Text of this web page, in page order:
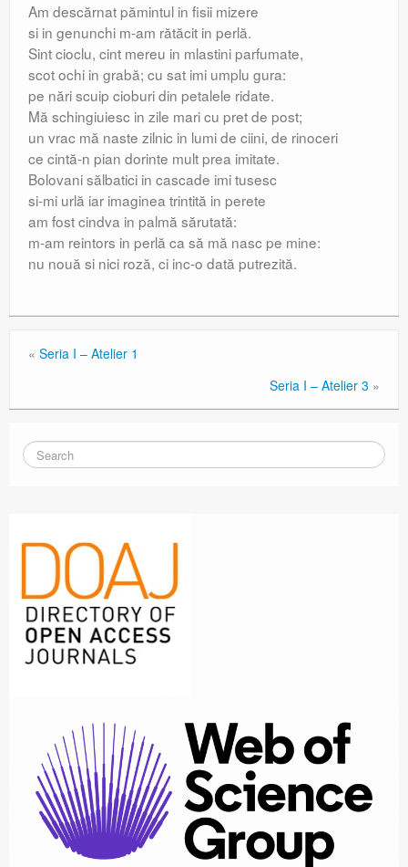
Am descărnat pămintul in fisii mizere
si in genunchi m-am rătăcit in perlă.
Sint cioclu, cint mereu in mlastini parfumate,
scot ochi in grabă; cu sat imi umplu gura:
pe nări scuip cioburi din petalele ridate.
Mă schingiuiesc in zile mari cu pret de post;
un vrac mă naste zilnic in lumi de ciini, de rinoceri
ce cintă-n pian dorinte mult prea imitate.
Bolovani sălbatici in cascade imi tusesc
si-mi urlă iar imaginea trintită in perete
am fost cindva in palmă sărutată:
m-am reintors in perlă ca să mă nasc pe mine:
nu nouă si nici roză, ci inc-o dată putrezită.
« Seria I – Atelier 1
Seria I – Atelier 3 »